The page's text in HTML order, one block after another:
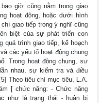
giờ cũng nằm trong giao
hoạt động, hoặc dưới hình
giao tiếp trong ý nghĩ cũng
biệt của sự phát triển con
quá trình giao tiếp, kế hoạch
các yếu tổ hoạt động chung
Trong hoạt động chung, sự
nhau, sự kiểm tra và điều
Theo tiêu chí mục tiêu, L.A.
[ chức năng: - Chức năng
như là trạng thái - huân bị